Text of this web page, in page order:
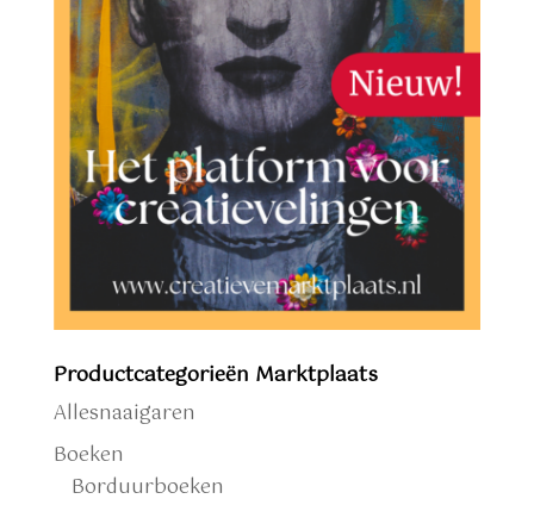
Productcategorieën Marktplaats
Allesnaaigaren
Boeken
Borduurboeken